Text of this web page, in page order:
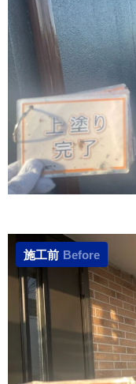
施工前 Before